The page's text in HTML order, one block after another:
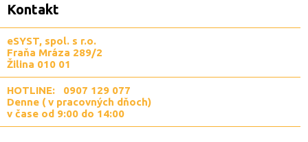
Kontakt
eSYST, spol. s r.o.
Fraňa Mráza 289/2
Žilina 010 01
HOTLINE: 0907 129 077
Denne ( v pracovných dňoch)
v čase od 9:00 do 14:00